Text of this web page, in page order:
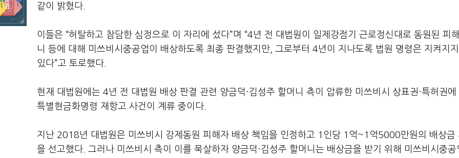
같이 밝혔다.
이들은 “허탈하고 참담한 심정으로 이 자리에 섰다”며 “4년 전 대법원이 일제강점기 근로정신대로 동원된 피
니 등에 대해 미쓰비시중공업이 배상하도록 최종 판결했지만, 그로부터 4년이 지나도록 법원 명령은 지켜지
있다”고 토로했다.
현재 대법원에는 4년 전 대법원 배상 판결 관련 양금덕·김성주 할머니 측이 압류한 미쓰비시 상표권·특허권에
특별현금화명령 재항고 사건이 계류 중이다.
지난 2018년 대법원은 미쓰비시 강제동원 피해자 배상 책임을 인정하고 1인당 1억~1억5000만원의 배상금
을 선고했다. 그러나 미쓰비시 측이 이를 묵살하자 양금덕·김성주 할머니는 배상금을 받기 위해 미쓰비시중공